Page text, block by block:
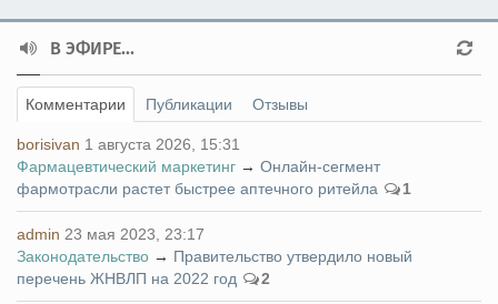
В ЭФИРЕ...
Комментарии Публикации Отзывы
borisivan 1 августа 2026, 15:31
Фармацевтический маркетинг → Онлайн-сегмент
фармотрасли растет быстрее аптечного ритейла
1
admin 23 мая 2023, 23:17
Законодательство → Правительство утвердило новый
перечень ЖНВЛП на 2022 год
2